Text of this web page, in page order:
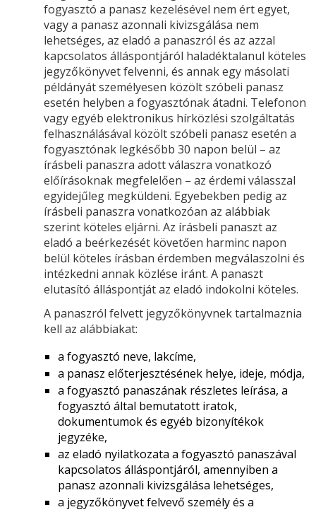
fogyasztó a panasz kezelésével nem ért egyet,
vagy a panasz azonnali kivizsgálása nem
lehetséges, az eladó a panaszról és az azzal
kapcsolatos álláspontjáról haladéktalanul köteles
jegyzőkönyvet felvenni, és annak egy másolati
példányát személyesen közölt szóbeli panasz
esetén helyben a fogyasztónak átadni. Telefonon
vagy egyéb elektronikus hírközlési szolgáltatás
felhasználásával közölt szóbeli panasz esetén a
fogyasztónak legkésőbb 30 napon belül – az
írásbeli panaszra adott válaszra vonatkozó
előírásoknak megfelelően – az érdemi válasszal
egyidejűleg megküldeni. Egyebekben pedig az
írásbeli panaszra vonatkozóan az alábbiak
szerint köteles eljárni. Az írásbeli panaszt az
eladó a beérkezését követően harminc napon
belül köteles írásban érdemben megválaszolni és
intézkedni annak közlése iránt. A panaszt
elutasító álláspontját az eladó indokolni köteles.
A panaszról felvett jegyzőkönyvnek tartalmaznia
kell az alábbiakat:
a fogyasztó neve, lakcíme,
a panasz előterjesztésének helye, ideje, módja,
a fogyasztó panaszának részletes leírása, a
fogyasztó által bemutatott iratok,
dokumentumok és egyéb bizonyítékok
jegyzéke,
az eladó nyilatkozata a fogyasztó panaszával
kapcsolatos álláspontjáról, amennyiben a
panasz azonnali kivizsgálása lehetséges,
a jegyzőkönyvet felvevő személy és a